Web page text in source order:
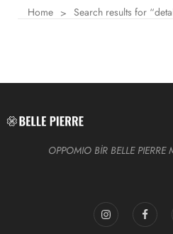
Home > Search results for
OPPOMIO BİR BELLE PIERRE